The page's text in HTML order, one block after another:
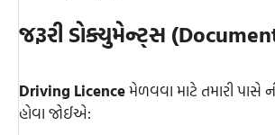
જરૂરી ડોક્યુમેન્ટ્સ
Driving Licenceમેળવવા માટે તમારી પાસે
હોવા જોઈએ: